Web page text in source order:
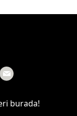
burada!